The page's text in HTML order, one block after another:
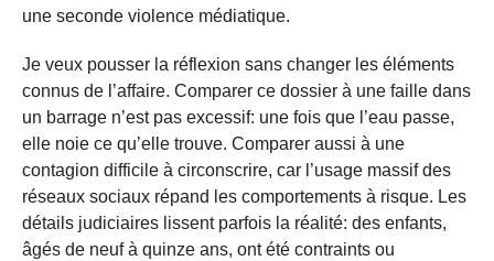
une seconde violence médiatique.
Je veux pousser la réflexion sans changer les éléments
connus de l’affaire. Comparer ce dossier à une faille dans
un barrage n’est pas excessif: une fois que l’eau passe,
elle noie ce qu’elle trouve. Comparer aussi à une
contagion difficile à circonscrire, car l’usage massif des
réseaux sociaux répand les comportements à risque. Les
détails judiciaires lissent parfois la réalité: des enfants,
âgés de neuf à quinze ans, ont été contraints ou